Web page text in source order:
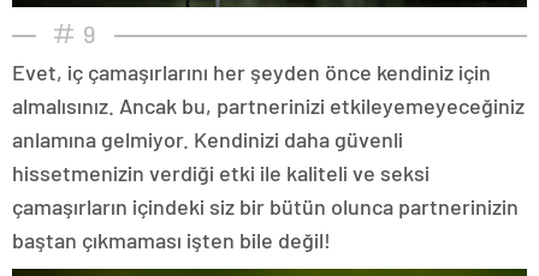
9
Evet, iç çamaşırlarını her şeyden önce kendiniz için
almalısınız. Ancak bu, partnerinizi etkileyemeyeceğiniz
anlamına gelmiyor. Kendinizi daha güvenli
hissetmenizin verdiği etki ile kaliteli ve seksi
çamaşırların içindeki siz bir bütün olunca partnerinizin
baştan çıkmaması işten bile değil!